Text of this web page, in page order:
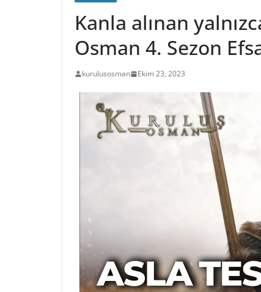
Kanla alınan
Osman 4. Sezon
kurulusosman Ekim 23, 2023